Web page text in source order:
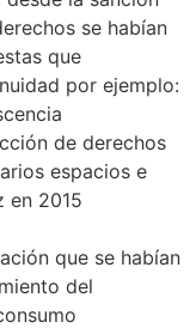
se habían
que
por ejemplo:
de derechos
espacios e
en 2015
que se habían
del